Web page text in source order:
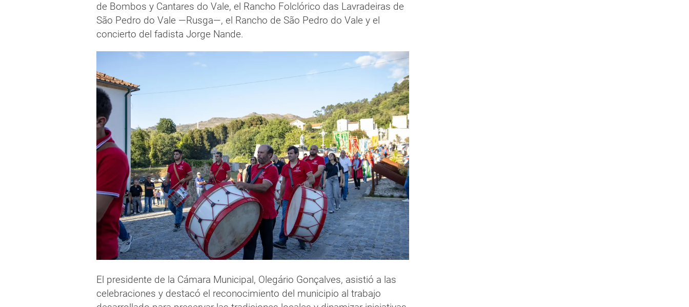
de Bombos y Cantares do Vale, el Rancho Folclórico das Lavradeiras de
São Pedro do Vale —Rusga—, el Rancho de São Pedro do Vale y el
concierto del fadista Jorge Nande.
El presidente de la Cámara Municipal, Olegário Gonçalves, asistió a las
celebraciones y destacó el reconocimiento del municipio al trabajo